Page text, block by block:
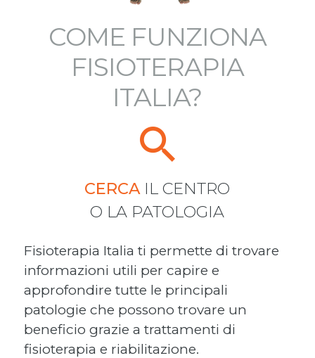
COME FUNZIONA
FISIOTERAPIA
ITALIA?
CERCAIL CENTRO
O LA PATOLOGIA
Fisioterapia Italia ti permette di trovare
informazioni utili per capire e
approfondire tutte le principali
patologie che possono trovare un
beneficio grazie a trattamenti di
fisioterapia e riabilitazione.